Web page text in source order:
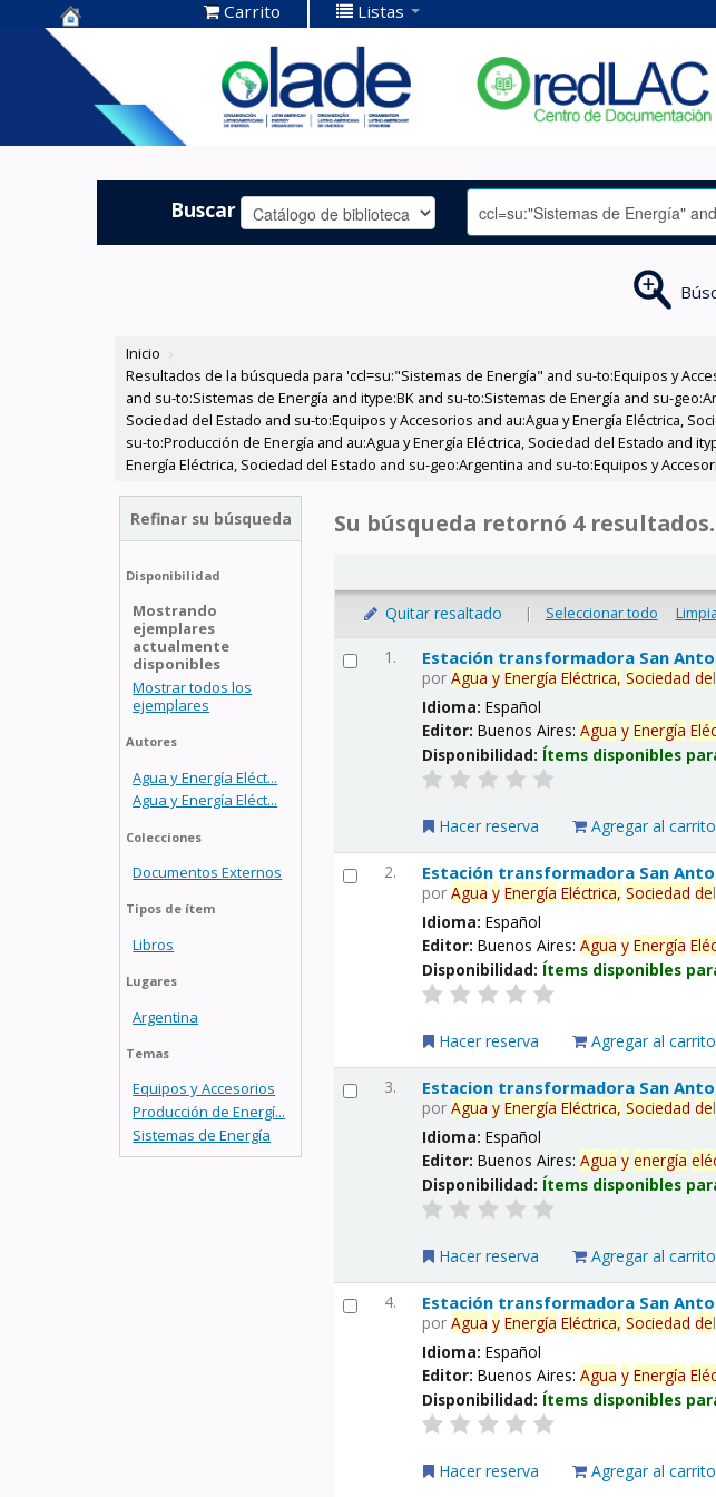
Centro de
Documentación
OLADE -
Carrito Listas
Buscar
Inicio ›
Resultados de la búsqueda para 'ccl=su:"Sistemas de Energía" and su-to:Equipos y
and su-to:Sistemas de Energía and itype:BK and su-to:Sistemas de Energía and su-
Sociedad del Estado and su-to:Equipos y Accesorios and au:Agua y Energía Eléctrica,
su-to:Producción de Energía and au:Agua y Energía Eléctrica, Sociedad del Estado and
Energía Eléctrica, Sociedad del Estado and su-geo:Argentina and su-to:Equipos y
Refinar su búsqueda
Disponibilidad
Mostrando
ejemplares
actualmente
disponibles
Mostrar todos los
ejemplares
Autores
Agua y Energía Eléct...
Agua y Energía Eléct...
Colecciones
Documentos Externos
Tipos de ítem
Libros
Lugares
Argentina
Temas
Equipos y Accesorios
Producción de Energí...
Sistemas de Energía
Su búsqueda retornó 4 resultados.
Quitar resaltado | Seleccionar todo
1. Estación transformadora San
porAgua y Energía Eléctrica, Sociedad de
Idioma:Español
Editor:Buenos Aires:Agua y Energía
Disponibilidad: Ítems disponibles
Hacer reserva Agregar al carrito
2. Estación transformadora San
porAgua y Energía Eléctrica, Sociedad de
Idioma:Español
Editor:Buenos Aires:Agua y Energía
Disponibilidad: Ítems disponibles
Hacer reserva Agregar al carrito
3. Estacion transformadora San
porAgua y Energía Eléctrica, Sociedad de
Idioma:Español
Editor:Buenos Aires:Agua y energía
Disponibilidad: Ítems disponibles
Hacer reserva Agregar al carrito
4. Estación transformadora San
porAgua y Energía Eléctrica, Sociedad de
Idioma:Español
Editor:Buenos Aires:Agua y Energía
Disponibilidad: Ítems disponibles
Hacer reserva Agregar al carrito